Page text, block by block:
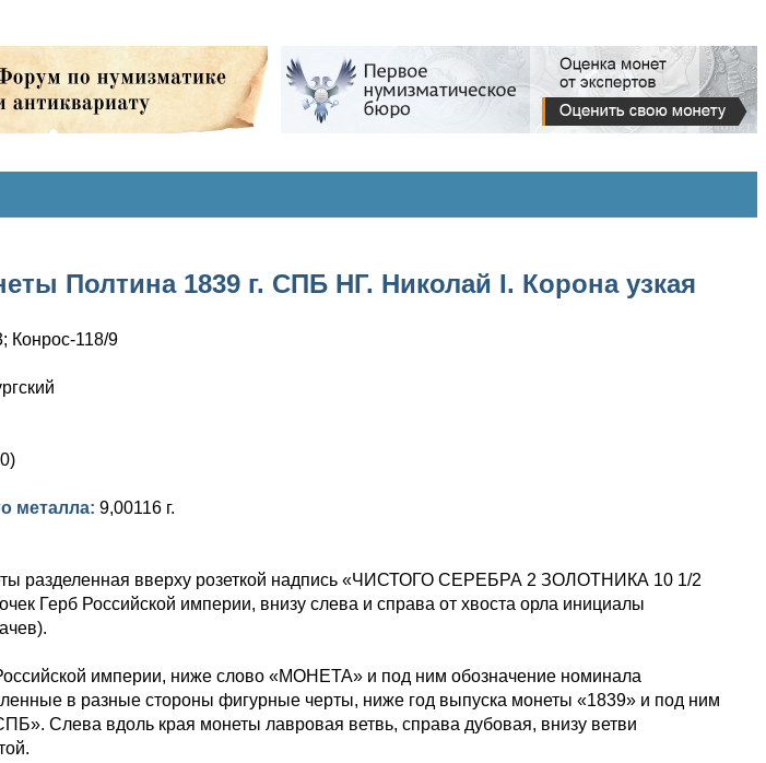
Полтина 1839 г. СПБ НГ. Николай I. Корона узкая
Конрос-118/9
металла: 9,00116 г.
разделенная вверху розеткой надпись «ЧИСТОГО СЕРЕБРА 2 ЗОЛОТНИКА 10 1/2
Герб Российской империи, внизу слева и справа от хвоста орла инициалы
империи, ниже слово «МОНЕТА» и под ним обозначение номинала
в разные стороны фигурные черты, ниже год выпуска монеты «1839» и под ним
Слева вдоль края монеты лавровая ветвь, справа дубовая, внизу ветви